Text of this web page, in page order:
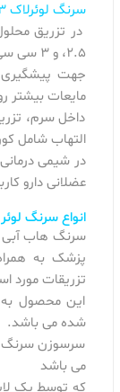
سرنگ لوئرلاک 3 میل
2.5، و 3 سی سی
جهت
مایعات بیشتر
داخل سرم،
التهاب شامل
در شیمی
عضلانی دارو
انواع سرنگ لوئر لاک 3
تزریقات مورد
این محصول به
شده می باشد.
می باشد
که توسط یک